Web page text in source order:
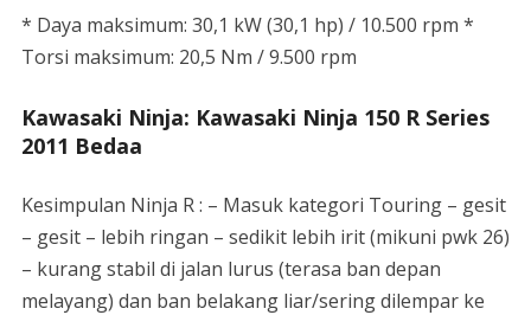
* Daya maksimum: 30,1 kW (30,1 hp) / 10.500 rpm *
Torsi maksimum: 20,5 Nm / 9.500 rpm
Kawasaki Ninja: Kawasaki Ninja 150 R Series
2011 Bedaa
Kesimpulan Ninja R : – Masuk kategori Touring – gesit
– gesit – lebih ringan – sedikit lebih irit (mikuni pwk 26)
– kurang stabil di jalan lurus (terasa ban depan
melayang) dan ban belakang liar/sering dilempar ke